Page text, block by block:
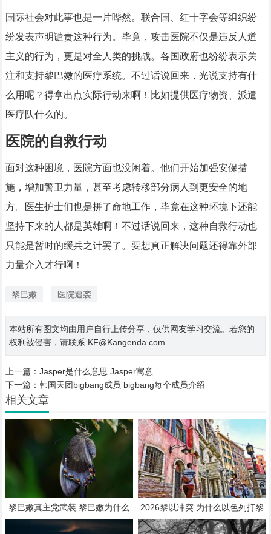
国际社会对此事也是一片哗然。联合国、红十字会等组织纷
纷发表声明谴责这种行为。毕竟，攻击医院不仅是违反人道
主义的行为，更是对全人类的挑战。各国政府也纷纷表示关
注和支持黎巴嫩的医疗系统。不过话说回来，光说支持有什
么用呢？得拿出点实际行动来啊！比如提供医疗物资、派遣
医疗队什么的。
医院的自救行动
面对这种困境，医院方面也没闲着。他们开始加强安保措
施，增加警卫力量，甚至考虑转移部分病人到更安全的地
方。医生护士们也是拼了命地工作，毕竟在这种环境下还能
坚持下来的人都是英雄啊！不过话说回来，这种自救行动也
只能是暂时的缓兵之计罢了。要想真正解决问题还得靠外部
力量介入才行啊！
黎巴嫩 医院遭袭
本站所有图文均由用户自行上传分享，仅供网友学习交流。若您的
权利被侵害，请联系 KF@Kangenda.com
上一篇： Jasper是什么意思 Jasper寓意
下一篇： 韩国天团bigbang成员 bigbang每个成员介绍
相关文章
黎巴嫩真主党武装 黎巴嫩为什么
不剿灭真主党
2026黎以冲突 为什么以色列打黎
巴嫩